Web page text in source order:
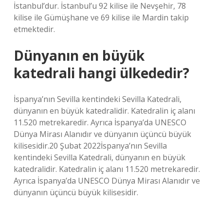
İstanbul’dur. İstanbul’u 92 kilise ile Nevşehir, 78
kilise ile Gümüşhane ve 69 kilise ile Mardin takip
etmektedir.
Dünyanın en büyük
katedrali hangi ülkededir?
İspanya’nın Sevilla kentindeki Sevilla Katedrali,
dünyanın en büyük katedralidir. Katedralin iç alanı
11.520 metrekaredir. Ayrıca İspanya’da UNESCO
Dünya Mirası Alanıdır ve dünyanın üçüncü büyük
kilisesidir.20 Şubat 2022İspanya’nın Sevilla
kentindeki Sevilla Katedrali, dünyanın en büyük
katedralidir. Katedralin iç alanı 11.520 metrekaredir.
Ayrıca İspanya’da UNESCO Dünya Mirası Alanıdır ve
dünyanın üçüncü büyük kilisesidir.